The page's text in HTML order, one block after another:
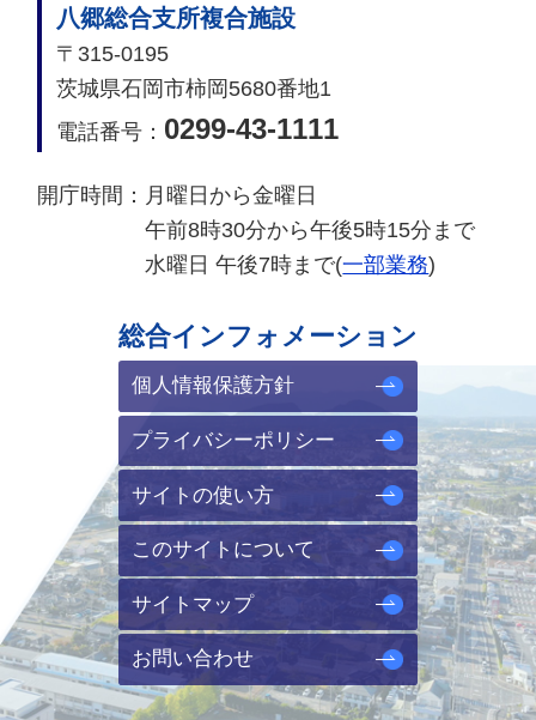
八郷総合支所複合施設
〒315-0195
茨城県石岡市柿岡5680番地1
電話番号： 0299-43-1111
開庁時間： 月曜日から金曜日
午前8時30分から午後5時15分まで
水曜日 午後7時まで(一部業務)
総合インフォメーション
個人情報保護方針
プライバシーポリシー
サイトの使い方
このサイトについて
サイトマップ
お問い合わせ